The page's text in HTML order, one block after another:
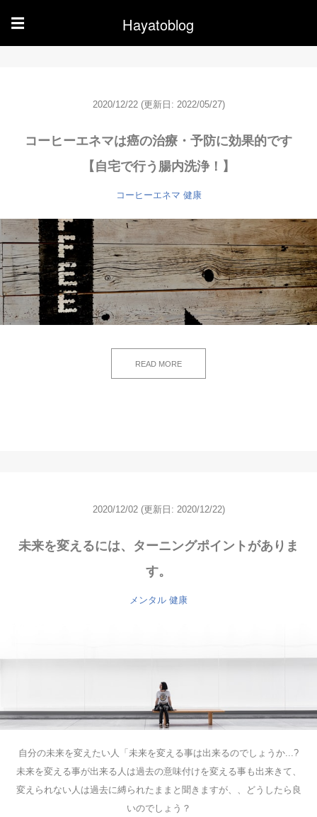
☰ Hayatoblog
2020/12/22 (更新日: 2022/05/27)
コーヒーエネマは癌の治療・予防に効果的です
【自宅で行う腸内洗浄！】
コーヒーエネマ 健康
READ MORE
2020/12/02 (更新日: 2020/12/22)
未来を変えるには、ターニングポイントがありま
す。
メンタル 健康
自分の未来を変えたい人「未来を変える事は出来るのでしょうか...?
未来を変える事が出来る人は過去の意味付けを変える事も出来きて、
変えられない人は過去に縛られたままと聞きますが、、どうしたら良
いのでしょう？